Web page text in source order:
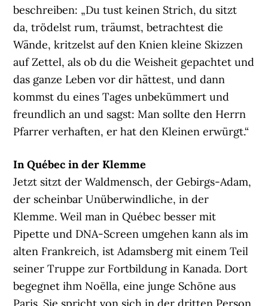
beschreiben: „Du tust keinen Strich, du sitzt
da, trödelst rum, träumst, betrachtest die
Wände, kritzelst auf den Knien kleine Skizzen
auf Zettel, als ob du die Weisheit gepachtet und
das ganze Leben vor dir hättest, und dann
kommst du eines Tages unbekümmert und
freundlich an und sagst: Man sollte den Herrn
Pfarrer verhaften, er hat den Kleinen erwürgt.“
In Québec in der Klemme
Jetzt sitzt der Waldmensch, der Gebirgs-Adam,
der scheinbar Unüberwindliche, in der
Klemme. Weil man in Québec besser mit
Pipette und DNA-Screen umgehen kann als im
alten Frankreich, ist Adamsberg mit einem Teil
seiner Truppe zur Fortbildung in Kanada. Dort
begegnet ihm Noëlla, eine junge Schöne aus
Paris. Sie spricht von sich in der dritten Person